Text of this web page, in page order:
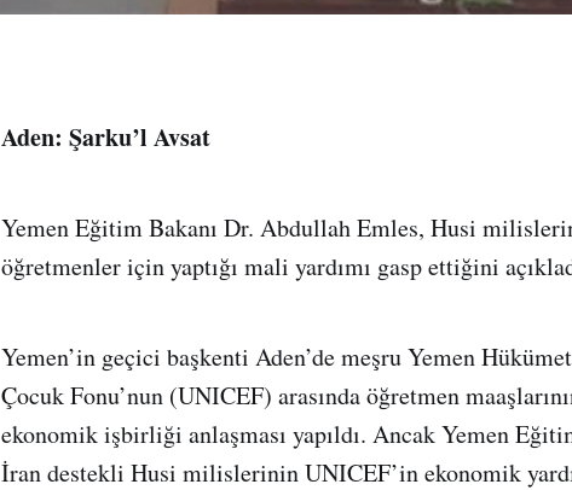
Aden: Şarku’l Avsat
Yemen Eğitim Bakanı Dr. Abdullah Emles, Husi
öğretmenler için yaptığı mali yardımı gasp ettiğini
Yemen’in geçici başkenti Aden’de meşru Yemen
Çocuk Fonu’nun (UNICEF) arasında öğretmen
ekonomik işbirliği anlaşması yapıldı. Ancak Yemen
İran destekli Husi milislerinin UNICEF’in ekonomik